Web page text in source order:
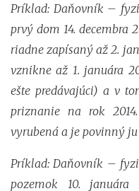
Príklad: Daňovník –
prvý dom 14. decembra
riadne zapísaný až 2.
vznikne až 1. januára
ešte predávajúci) a v
priznanie na rok
vyrubená a je povinný
Príklad: Daňovník –
pozemok 10.